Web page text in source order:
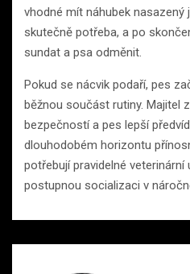
vhodné mít náhubek nasazený
skutečně potřeba, a po
sundat a psa odměnit.
Pokud se nácvik podaří, pes
běžnou součást rutiny. Majitel
bezpečností a pes lepší
dlouhodobém horizontu
potřebují pravidelné veterinární
postupnou socializaci v